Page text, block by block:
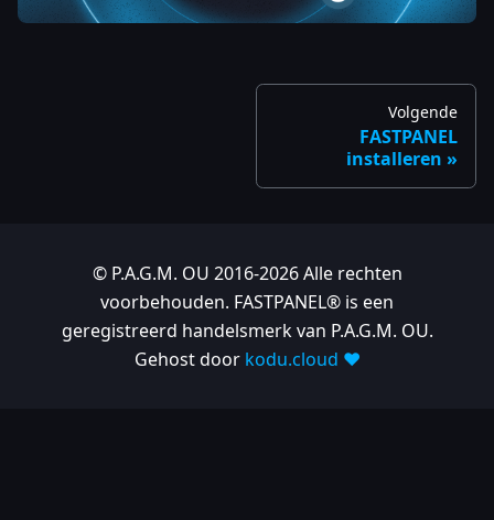
Volgende
FASTPANEL
installeren
© P.A.G.M. OU 2016-2026 Alle rechten
voorbehouden. FASTPANEL® is een
geregistreerd handelsmerk van P.A.G.M. OU.
Gehost door kodu.cloud ❤️